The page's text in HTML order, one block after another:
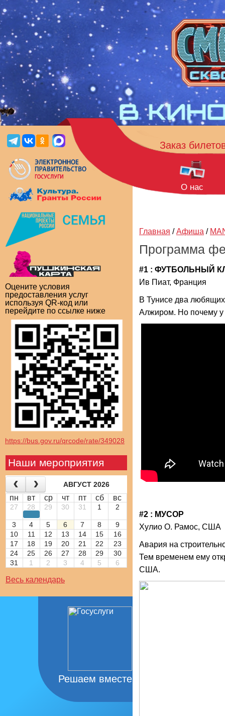
Оцените условия
предоставления услуг
используя QR-код или
перейдите по ссылке ниже
https://bus.gov.ru/qrcode/rate/349028
Наши мероприятия
АВГУСТ 2026
пн вт ср чт пт сб вс
27 28 29 30 31 1 2
3 4 5 6 7 8
9
10
11 12 13 14 15
16
17
18 19 20 21 22
23
24
25 26 27 28 29
30
31
1 2 3 4 5 6
Весь календарь
Решаем вместе
Заказ
О нас
Главная / Афиша /
Программа
#1 : ФУТБОЛЬНЫЙ
Ив Пиат, Франция
В Тунисе два любящих
Алжиром. Но почему у
#2 : МУСОР
Хулио О. Рамос, США
Авария на
Тем временем ему
США.